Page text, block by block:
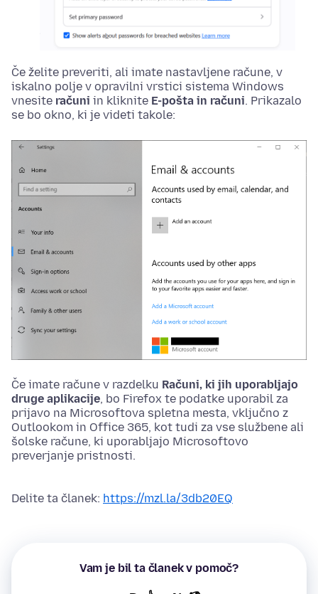
Če želite preveriti, ali imate nastavljene račune, v
iskalno polje v opravilni vrstici sistema Windows
vnesite računi in kliknite E-pošta in računi. Prikazalo
se bo okno, ki je videti takole:
Če imate račune v razdelku Računi, ki jih uporabljajo
druge aplikacije, bo Firefox te podatke uporabil za
prijavo na Microsoftova spletna mesta, vključno z
Outlookom in Office 365, kot tudi za vse službene ali
šolske račune, ki uporabljajo Microsoftovo
preverjanje pristnosti.
Delite ta članek: https://mzl.la/3db20EQ
Vam je bil ta članek v pomoč?